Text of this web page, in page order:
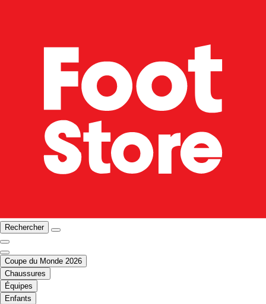
Rechercher
Coupe du Monde 2026
Chaussures
Équipes
Enfants